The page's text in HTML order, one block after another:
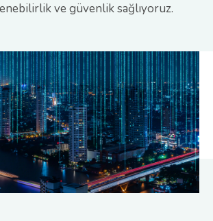
ve güvenlik sağlıyoruz.